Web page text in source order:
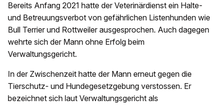
Bereits Anfang 2021 hatte der Veterinärdienst ein Halte-
und Betreuungsverbot von gefährlichen Listenhunden wie
Bull Terrier und Rottweiler ausgesprochen. Auch dagegen
wehrte sich der Mann ohne Erfolg beim
Verwaltungsgericht.
In der Zwischenzeit hatte der Mann erneut gegen die
Tierschutz- und Hundegesetzgebung verstossen. Er
bezeichnet sich laut Verwaltungsgericht als